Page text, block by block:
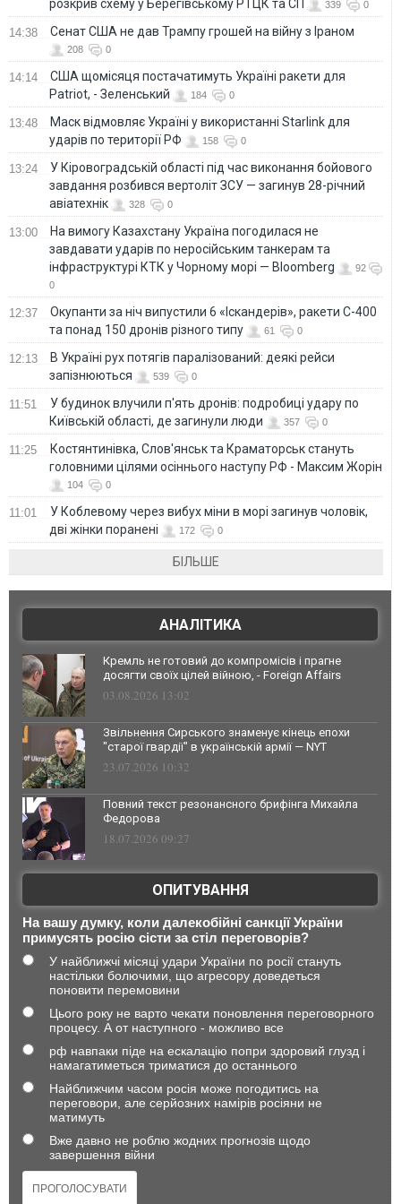
розкрив схему у Берегівському РТЦК та СП 339 0
14:38 Сенат США не дав Трампу грошей на війну з Іраном
208 0
14:14
США щомісяця постачатимуть Україні ракети для
Patriot, - Зеленський
184 0
13:48
Маск відмовляє Україні у використанні Starlink для
ударів по території РФ
158 0
13:24
У Кіровоградській області під час виконання бойового
завдання розбився вертоліт ЗСУ — загинув 28-річний
авіатехнік
328 0
13:00
На вимогу Казахстану Україна погодилася не
завдавати ударів по неросійським танкерам та
інфраструктурі КТК у Чорному морі — Bloomberg
92
0
12:37
Окупанти за ніч випустили 6 «Іскандерів», ракети С-400
та понад 150 дронів різного типу
61 0
12:13
В Україні рух потягів паралізований: деякі рейси
запізнюються
539 0
11:51
У будинок влучили п'ять дронів: подробиці удару по
Київській області, де загинули люди
357 0
11:25
Костянтинівка, Слов'янськ та Краматорськ стануть
головними цілями осіннього наступу РФ - Максим Жорін
104 0
11:01
У Коблевому через вибух міни в морі загинув чоловік,
дві жінки поранені
172 0
БІЛЬШЕ
АНАЛІТИКА
Кремль не готовий до компромісів і прагне
досягти своїх цілей війною, - Foreign Affairs
03.08.2026 13:02
Звільнення Сирського знаменує кінець епохи
"старої гвардії" в українській армії — NYT
23.07.2026 10:32
Повний текст резонансного брифінга Михайла
Федорова
18.07.2026 09:27
ОПИТУВАННЯ
На вашу думку, коли далекобійні санкції України
примусять росію сісти за стіл переговорів?
У найближчі місяці удари України по росії стануть
настільки болючими, що агресору доведеться
поновити перемовини
Цього року не варто чекати поновлення переговорного
процесу. А от наступного - можливо все
рф навпаки піде на ескалацію попри здоровий глузд і
намагатиметься триматися до останнього
Найближчим часом росія може погодитись на
переговори, але серйозних намірів росіяни не
матимуть
Вже давно не роблю жодних прогнозів щодо
завершення війни